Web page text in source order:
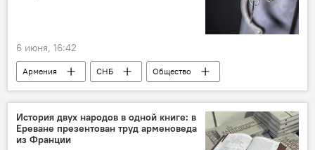
6 июня, 16:42
Армения СНБ
Общество
Новости Армения
История двух народов в одной книге: в
Ереване презентован труд арменоведа
из Франции